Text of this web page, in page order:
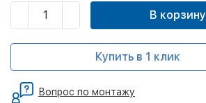
В корзину
Купить в 1 клик
Вопрос по монтажу